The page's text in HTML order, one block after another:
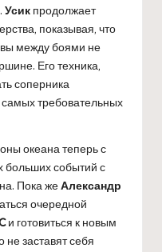
Усик продолжает
показывая, что
между боями не
Его техника,
соперника
требовательных
океана теперь с
больших событий с
Пока жеАлександр
очередной
и готовиться к новым
не заставят себя